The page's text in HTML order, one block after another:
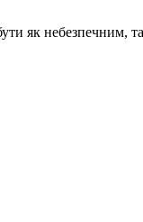
як небезпечним,